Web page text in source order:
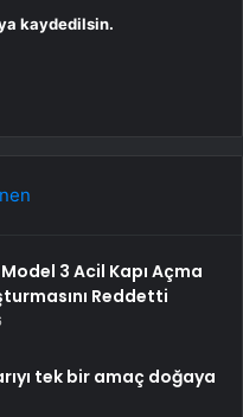
kaydedilsin.
3 Acil Kapı Açma
Reddetti
tek bir amaç doğaya